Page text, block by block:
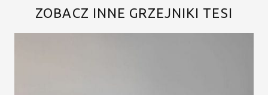
ZOBACZ INNE GRZEJNIKI TESI